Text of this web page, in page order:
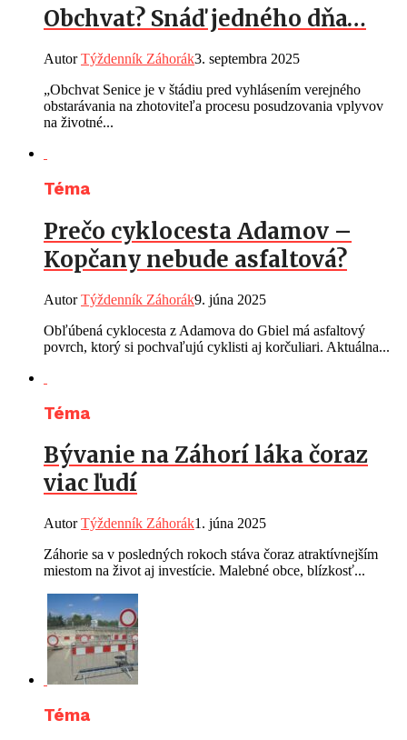
Obchvat? Snáď jedného dňa…
AutorTýždenník Záhorák3. septembra 2025
„Obchvat Senice je v štádiu pred vyhlásením verejného
obstarávania na zhotoviteľa procesu posudzovania vplyvov
na životné...
Téma
Prečo cyklocesta Adamov –
Kopčany nebude asfaltová?
AutorTýždenník Záhorák9. júna 2025
Obľúbená cyklocesta z Adamova do Gbiel má asfaltový
povrch, ktorý si pochvaľujú cyklisti aj korčuliari. Aktuálna...
Téma
Bývanie na Záhorí láka čoraz
viac ľudí
AutorTýždenník Záhorák1. júna 2025
Záhorie sa v posledných rokoch stáva čoraz atraktívnejším
miestom na život aj investície. Malebné obce, blízkosť...
Téma